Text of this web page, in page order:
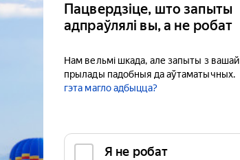
Пацвердзіце, што запыты
адпраўлялі вы, а не робат
Нам вельмі шкада, але запыты з вашай
прылады падобныя да аўтаматычных.
гэта магло адбыцца?
Я не робат